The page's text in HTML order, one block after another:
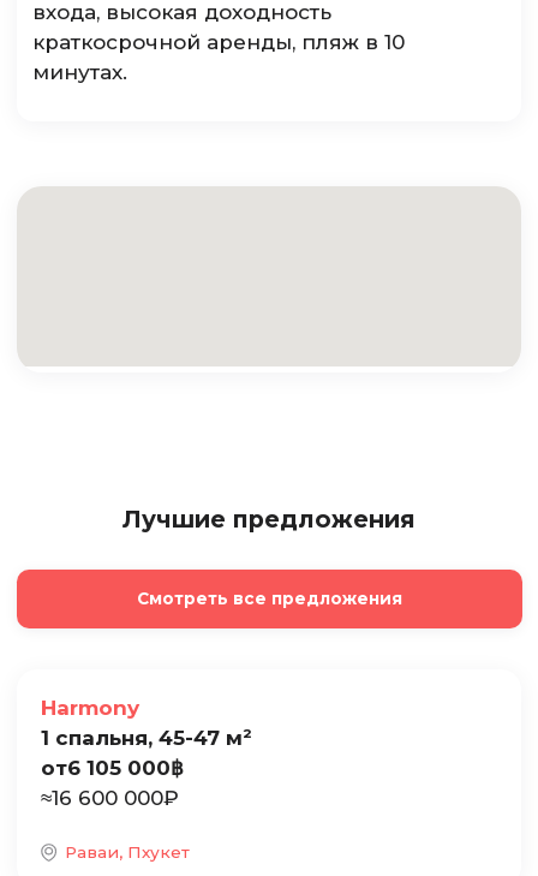
входа, высокая доходность
краткосрочной аренды, пляж в 10
минутах.
Лучшие предложения
Смотреть все предложения
Harmony
1 спальня, 45-47 м²
от6 105 000฿
≈16 600 000₽
Раваи, Пхукет